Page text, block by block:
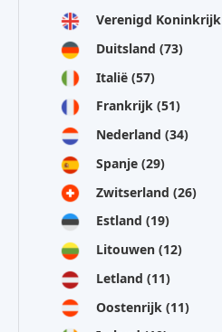
Verenigd Koninkrijk
Duitsland (73)
Italië (57)
Frankrijk (51)
Nederland (34)
Spanje (29)
Zwitserland (26)
Estland (19)
Litouwen (12)
Letland (11)
Oostenrijk (11)